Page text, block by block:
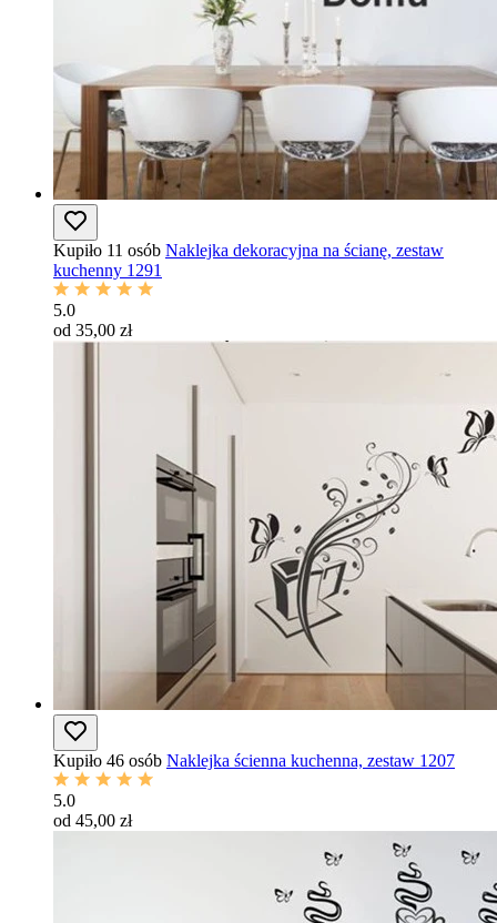
Kupiło 11 osób Naklejka dekoracyjna na ścianę, zestaw
kuchenny 1291
5.0
od 35,00 zł
Kupiło 46 osób Naklejka ścienna kuchenna, zestaw 1207
5.0
od 45,00 zł